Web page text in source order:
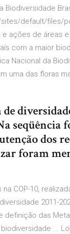
default/files/
ações de áreas
com a maior
Nacional da
uma das floras
seqüência
dos
foram
COP-10,
2011-
definição das
...